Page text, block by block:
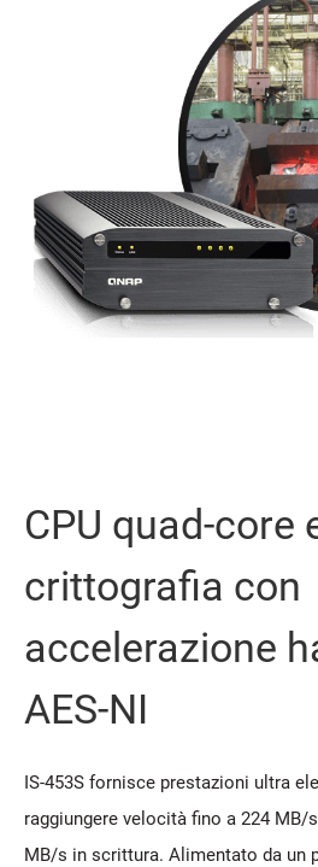
CPU quad-core
crittografia con
accelerazione
AES-NI
IS-453S fornisce prestazioni ultra
raggiungere velocità fino a 224 MB/
MB/s in scrittura. Alimentato da un